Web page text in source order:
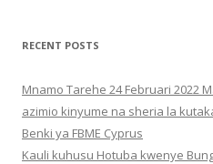
RECENT POSTS
Mnamo Tarehe 24 Februari 2022
azimio kinyume na sheria la
Benki ya FBME Cyprus
Kauli kuhusu Hotuba kwenye